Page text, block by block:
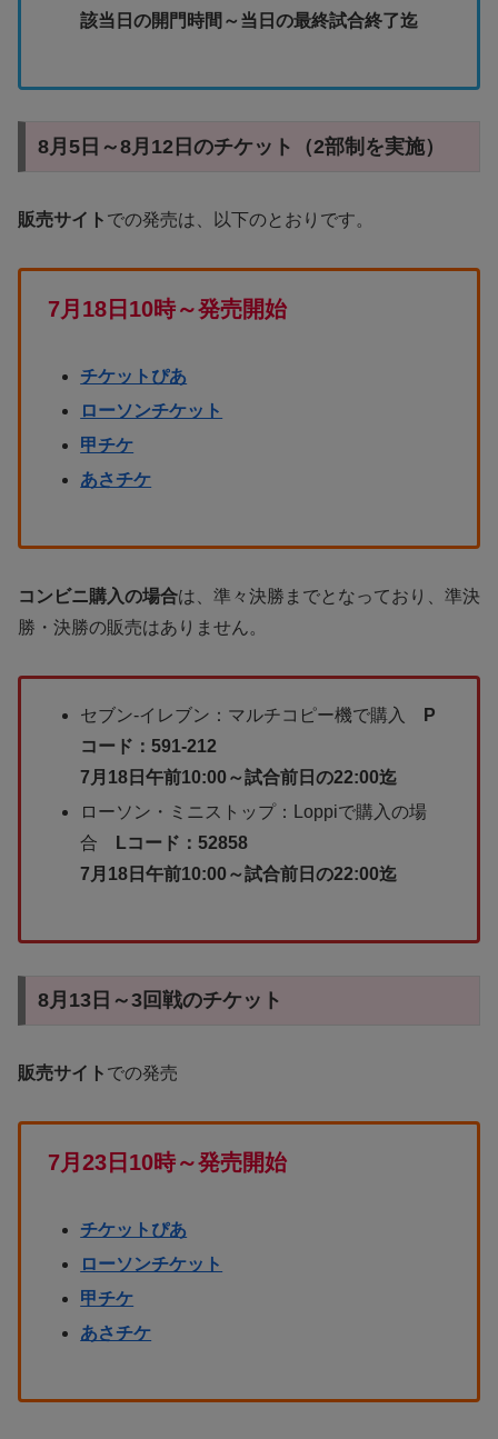
該当日の開門時間～当日の最終試合終了迄
8月5日～8月12日のチケット（2部制を実施）
販売サイト での発売は、以下のとおりです。
7月18日10時～発売開始
チケットぴあ
ローソンチケット
甲チケ
あさチケ
コンビニ購入の場合は、準々決勝までとなっており、準決
勝・決勝の販売はありません。
セブン-イレブン：マルチコピー機で購入
P
コード：591-212
7月18日午前10:00～試合前日の22:00迄
ローソン・ミニストップ：Loppiで購入の場
合
Lコード：52858
7月18日午前10:00～試合前日の22:00迄
8月13日～3回戦のチケット
販売サイト での発売
7月23日10時～発売開始
チケットぴあ
ローソンチケット
甲チケ
あさチケ